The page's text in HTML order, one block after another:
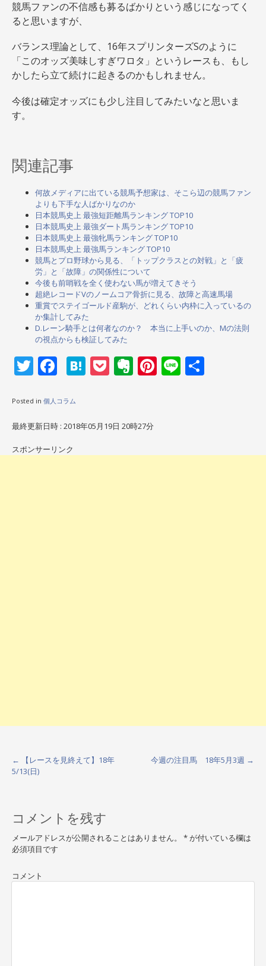
競馬ファンの不信感も募るばかりという感じになってく
ると思いますが、
バランス理論として、16年スプリンターズSのように
「このオッズ美味しすぎワロタ」というレースも、もし
かしたら立て続けに起きるのかもしれません。
今後は確定オッズにも少し注目してみたいなと思いま
す。
関連記事
何故メディアに出ている競馬予想家は、そこら辺の競馬ファン
よりも下手な人ばかりなのか
日本競馬史上 最強短距離馬ランキング TOP10
日本競馬史上 最強ダート馬ランキング TOP10
日本競馬史上 最強牝馬ランキング TOP10
日本競馬史上 最強馬ランキング TOP10
競馬とプロ野球から見る、「トップクラスとの対戦」と「疲
労」と「故障」の関係性について
今後も前哨戦を全く使わない馬が増えてきそう
超絶レコードVのノームコア骨折に見る、故障と高速馬場
重賞でステイゴールド産駒が、どれくらい内枠に入っているの
か集計してみた
D.レーン騎手とは何者なのか？ 本当に上手いのか、Mの法則
の視点からも検証してみた
TwitterFacebook
Hatena
Pocket
Evernote
Pinterest
Line
Posted in 個人コラム
最終更新日時 : 2018年05月19日 20時27分
スポンサーリンク
P
s
t
n
a
v
←
【レースを見終えて】18年
5/13(日)
今週の注目馬 18年5月3週 →
コメントを残す
メールアドレスが公開されることはありません。 *が付いている欄は
必須項目です
コメント